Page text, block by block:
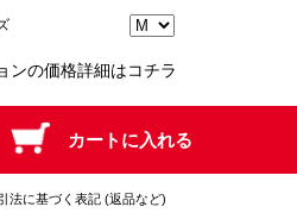
ンの価格詳細はコチラ
法に基づく表記 (返品など)